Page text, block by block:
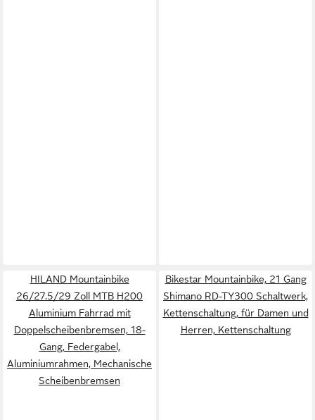
HILAND Mountainbike
26/27.5/29 Zoll MTB H200
Aluminium Fahrrad mit
Doppelscheibenbremsen, 18-
Gang, Federgabel,
Aluminiumrahmen, Mechanische
Scheibenbremsen
Bikestar Mountainbike, 21 Gang
Shimano RD-TY300 Schaltwerk,
Kettenschaltung, für Damen und
Herren, Kettenschaltung